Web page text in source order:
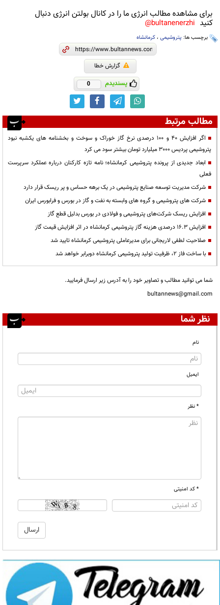
برای مشاهده مطالب انرژی ما را در کانال بولتن انرژی دنبال
کنید bultanenerzhi@
برچسب ها: پتروشیمی ، کرمانشاه
گزارش خطا
پسندیدم 0
مطالب مرتبط
اگر افزایش 40 و 100 درصدی نرخ گاز خوراک و سوخت و بخشنامه های یکشبه نبود
پتروشیمی پردیس 3000 میلیارد تومان بیشتر سود می کرد
ابعاد جدیدی از پرونده پتروشیمی کرمانشاه؛ نامه تازه کارکنان درباره عملکرد سرپرست
فعلی
شرکت مدیریت توسعه صنایع پتروشیمی در یک برهه حساس و پر ریسک قرار دارد
شرکت های پتروشیمی و گروه های وابسته به نفت و گاز در بورس و فرابورس ایران
افزایش ریسک شرکت‌های پتروشیمی و فولادی در بورس بدلیل قطع گاز
افزایش 16.3 درصدی هزینه گاز پتروشیمی کرمانشاه در اثر افزایش قیمت گاز
صلاحیت لطفی لاریجانی برای مدیرعاملی پتروشیمی کرمانشاه تایید شد
با ساخت فاز ۲، ظرفیت تولید پتروشیمی کرمانشاه دوبرابر خواهد شد
شما می توانید مطالب و تصاویر خود را به آدرس زیر ارسال فرمایید.
bultannews@gmail.com
نظر شما
نام
ایمیل
* نظر
* کد امنیتی